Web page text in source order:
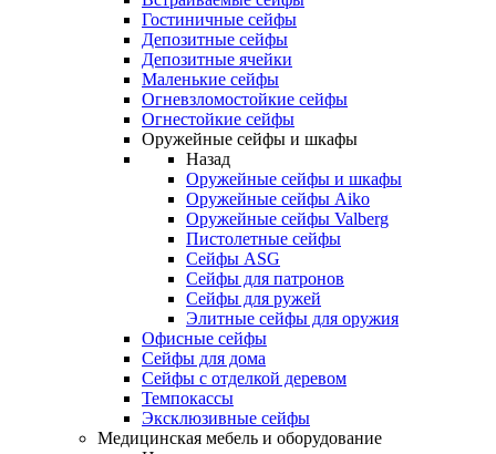
Гостиничные сейфы
Депозитные сейфы
Депозитные ячейки
Маленькие сейфы
Огневзломостойкие сейфы
Огнестойкие сейфы
Оружейные сейфы и шкафы
Назад
Оружейные сейфы и шкафы
Оружейные сейфы Aiko
Оружейные сейфы Valberg
Пистолетные сейфы
Сейфы ASG
Сейфы для патронов
Сейфы для ружей
Элитные сейфы для оружия
Офисные сейфы
Сейфы для дома
Сейфы с отделкой деревом
Темпокассы
Эксклюзивные сейфы
Медицинская мебель и оборудование